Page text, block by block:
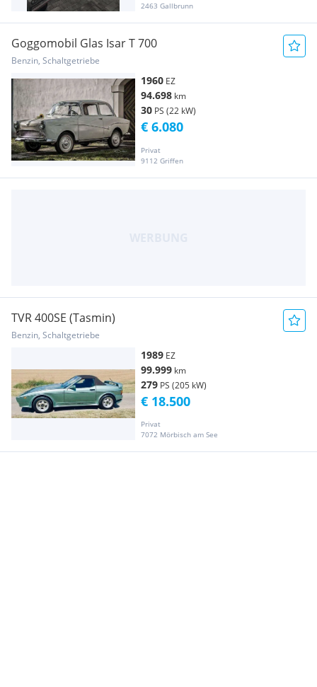
2463 Gallbrunn
Goggomobil Glas Isar T 700
Benzin, Schaltgetriebe
1960 EZ
94.698 km
30 PS (22 kW)
Privat
9112 Griffen
€ 6.080
TVR 400SE (Tasmin)
Benzin, Schaltgetriebe
1989 EZ
99.999 km
279 PS (205 kW)
Privat
7072 Mörbisch am See
€ 18.500